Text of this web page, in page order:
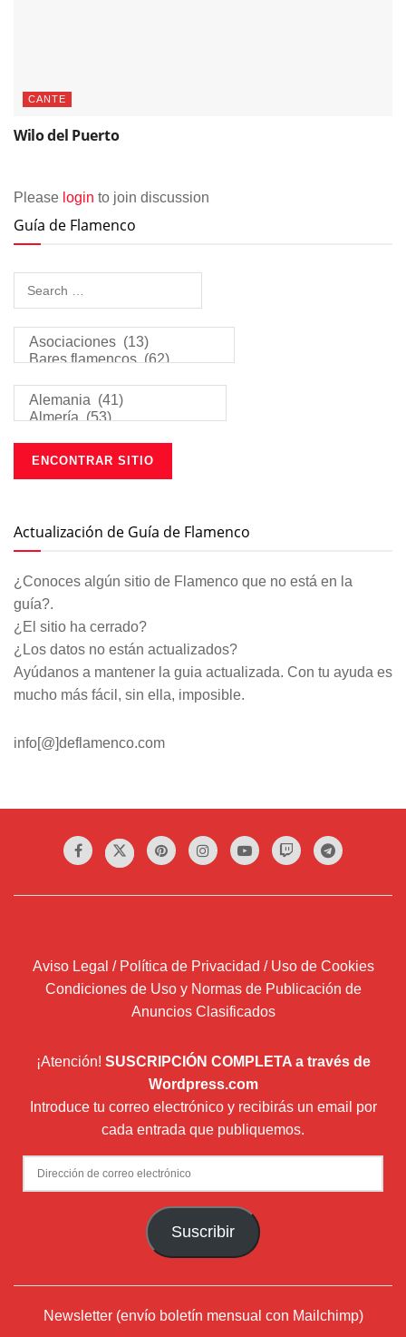
CANTE
Wilo del Puerto
Please login to join discussion
Guía de Flamenco
Actualización de Guía de Flamenco
¿Conoces algún sitio de Flamenco que no está en la
guía?.
¿El sitio ha cerrado?
¿Los datos no están actualizados?
Ayúdanos a mantener la guia actualizada. Con tu ayuda es
mucho más fácil, sin ella, imposible.
info[@]deflamenco.com
Aviso Legal / Política de Privacidad / Uso de Cookies
Condiciones de Uso y Normas de Publicación de
Anuncios Clasificados
¡Atención! SUSCRIPCIÓN COMPLETA a través de
Wordpress.com
Introduce tu correo electrónico y recibirás un email por
cada entrada que publiquemos.
Dirección
de
Suscribir
Newsletter (envío boletín mensual con Mailchimp)